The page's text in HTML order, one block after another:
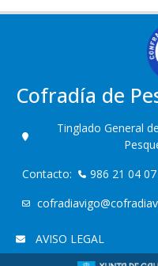
Cofradía de
Tinglado General
Contacto:
986 21 04 07
AVISO LEGAL